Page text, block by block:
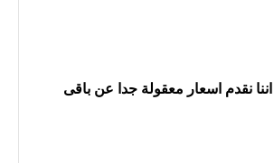
نقدم اسعار معقولة جدا عن باقى